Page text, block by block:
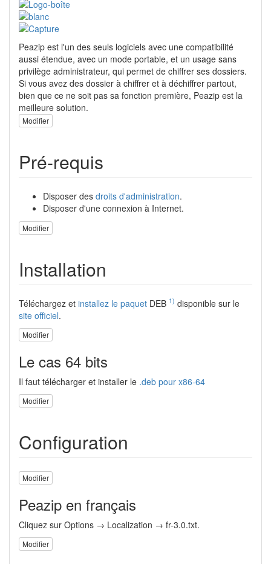
Peazip est l'un des seuls logiciels avec une compatibilité
aussi étendue, avec un mode portable, et un usage sans
privilège administrateur, qui permet de chiffrer ses dossiers.
Si vous avez des dossier à chiffrer et à déchiffrer partout,
bien que ce ne soit pas sa fonction première, Peazip est la
meilleure solution.
Modifier
Pré-requis
Disposer des droits d'administration.
Disposer d'une connexion à Internet.
Modifier
Installation
Téléchargez et installez le paquet DEB 1) disponible sur le
site officiel.
Modifier
Le cas 64 bits
Il faut télécharger et installer le .deb pour x86-64
Modifier
Configuration
Modifier
Peazip en français
Cliquez sur Options → Localization → fr-3.0.txt.
Modifier